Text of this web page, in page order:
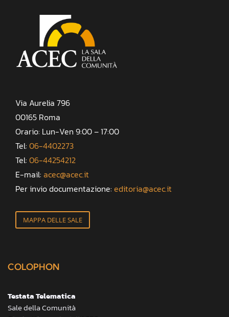
Via Aurelia 796
00165 Roma
Orario: Lun-Ven 9:00 – 17:00
Tel: 06-4402273
Tel: 06-44254212
E-mail: acec@acec.it
Per invio documentazione: editoria@acec.it
MAPPA DELLE SALE
COLOPHON
Testata Telematica
Sale della Comunità